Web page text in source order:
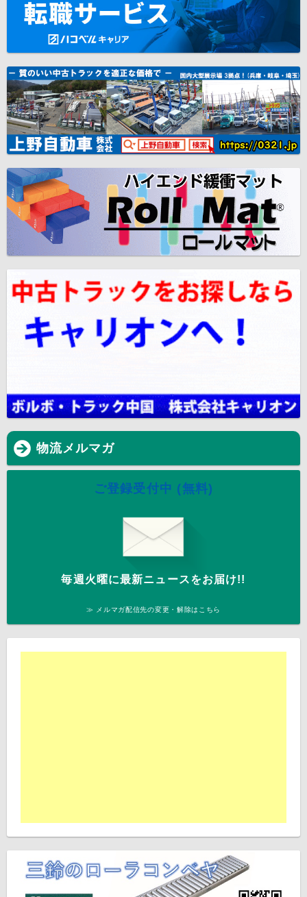
物流メルマガ
ご登録受付中 (無料)
毎週火曜に最新ニュースをお届け!!
≫ メルマガ配信先の変更・解除はこちら